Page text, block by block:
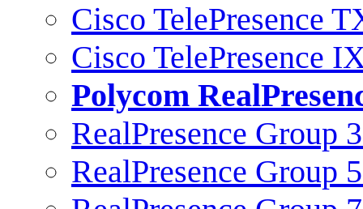
Cisco TelePresence
Cisco TelePresence
Polycom
RealPresence Group
RealPresence Group